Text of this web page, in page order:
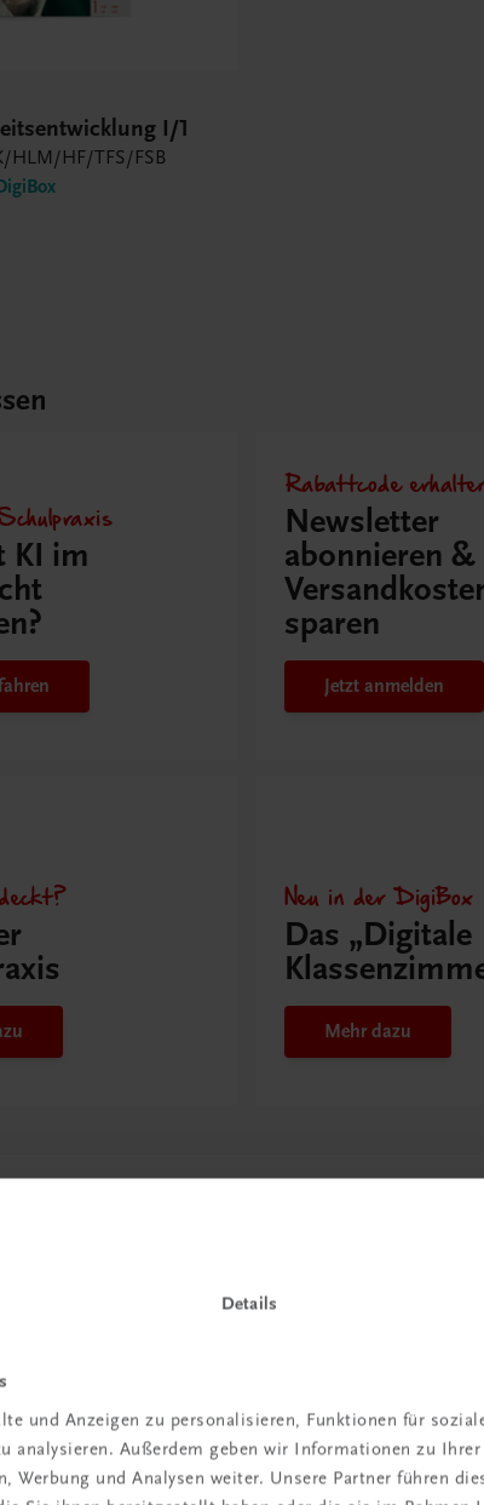
Details
und Anzeigen zu personalisieren, Funktionen für
analysieren. Außerdem geben wir Informationen zu Ihrer
Werbung und Analysen weiter. Unsere Partner führen
I/1
HLM/HF/TFS/FSB
KI im
Rabattcode
Newsletter
abonnieren &
sparen
Jetzt anmelden
Neu in der DigiBox
Das „Digitale
Mehr dazu
der